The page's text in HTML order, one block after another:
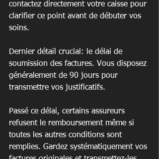
contactez directement votre caisse pour
clarifier ce point avant de débuter vos
soins.
Dernier détail crucial: le délai de
soumission des factures. Vous disposez
généralement de 90 jours pour
transmettre vos justificatifs.
Passé ce délai, certains assureurs
refusent le remboursement même si
toutes les autres conditions sont
remplies. Gardez systématiquement vos